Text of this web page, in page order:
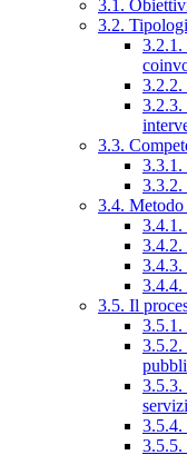
3.1.
3.2.
3.2.1.
3.2.2.
3.2.3.
3.3.
3.3.1.
3.3.2.
3.4.
3.4.1.
3.4.2.
3.4.3.
3.4.4.
3.5. Il
3.5.1.
3.5.2.
3.5.3.
3.5.4.
3.5.5.